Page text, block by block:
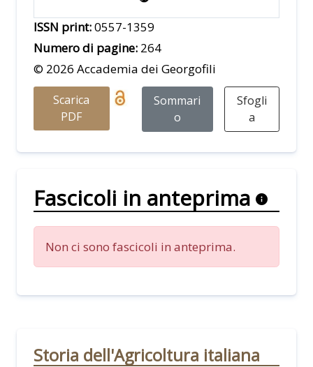
ISSN print:0557-1359
Numero di pagine: 264
© 2026 Accademia dei Georgofili
Scarica
PDF
Sommari
o
Sfogli
a
Fascicoli in anteprima
Non ci sono fascicoli in anteprima.
Storia dell'Agricoltura italiana